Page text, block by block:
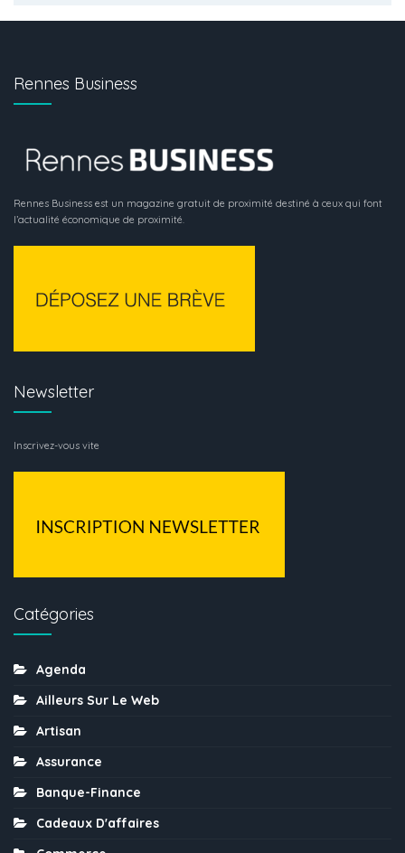
Rennes Business
Rennes Business est un magazine gratuit de proximité destiné à ceux qui font
l’actualité économique de proximité.
Newsletter
Inscrivez-vous vite
Catégories
Agenda
Ailleurs Sur Le Web
Artisan
Assurance
Banque-Finance
Cadeaux D'affaires